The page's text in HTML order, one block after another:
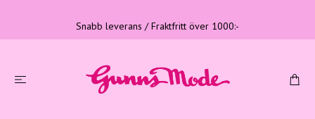
Snabb leverans / Fraktfritt över 1000:-